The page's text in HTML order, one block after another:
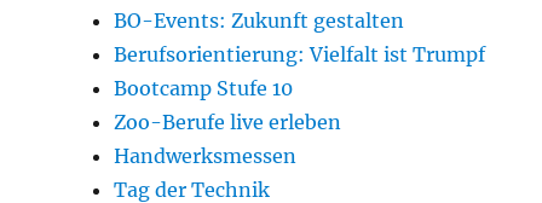
BO-Events: Zukunft gestalten
Berufsorientierung: Vielfalt ist Trumpf
Bootcamp Stufe 10
Zoo-Berufe live erleben
Handwerksmessen
Tag der Technik